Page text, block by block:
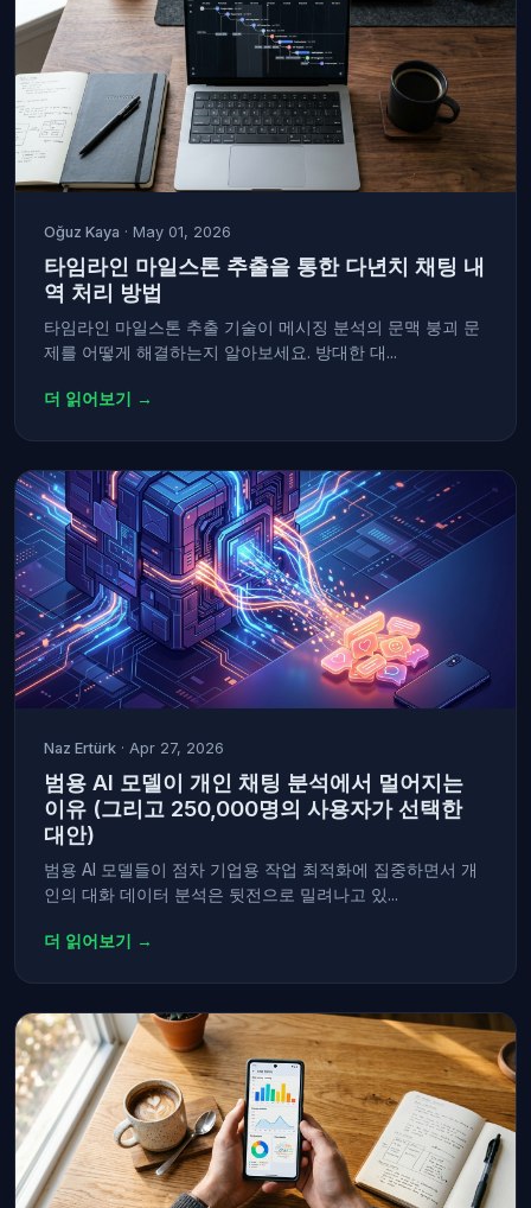
Oğuz Kaya · May 01, 2026
타임라인 마일스톤 추출을 통한 다년치 채팅 내
역 처리 방법
타임라인 마일스톤 추출 기술이 메시징 분석의 문맥 붕괴 문
제를 어떻게 해결하는지 알아보세요. 방대한 대...
더 읽어보기 →
Naz Ertürk · Apr 27, 2026
범용 AI 모델이 개인 채팅 분석에서 멀어지는
이유 (그리고 250,000명의 사용자가 선택한
대안)
범용 AI 모델들이 점차 기업용 작업 최적화에 집중하면서 개
인의 대화 데이터 분석은 뒷전으로 밀려나고 있...
더 읽어보기 →